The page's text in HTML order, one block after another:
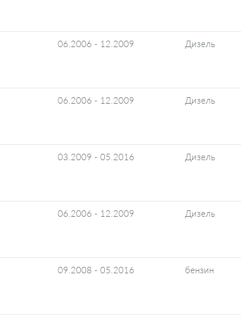
06.2006 - 12.2009 Дизель
06.2006 - 12.2009 Дизель
03.2009 - 05.2016 Дизель
06.2006 - 12.2009 Дизель
09.2008 - 05.2016 бензин